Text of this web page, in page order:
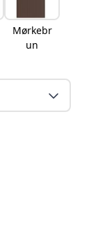
Mørkebr
un